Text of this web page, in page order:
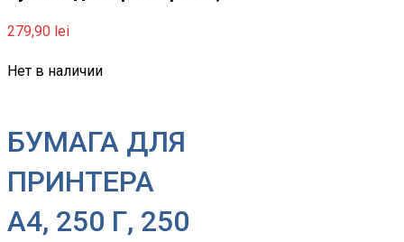
279,90 lei
Нет в наличии
БУМАГА ДЛЯ
ПРИНТЕРА
A4, 250 Г, 250